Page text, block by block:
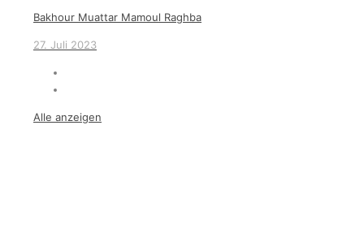
Bakhour Muattar Mamoul Raghba
27. Juli 2023
Alle anzeigen